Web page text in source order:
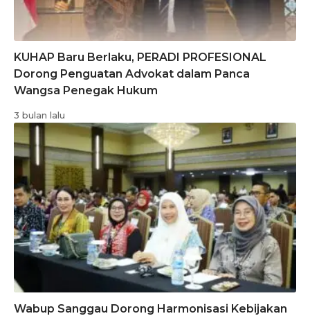
KUHAP Baru Berlaku, PERADI PROFESIONAL
Dorong Penguatan Advokat dalam Panca
Wangsa Penegak Hukum
3 bulan lalu
Wabup Sanggau Dorong Harmonisasi Kebijakan